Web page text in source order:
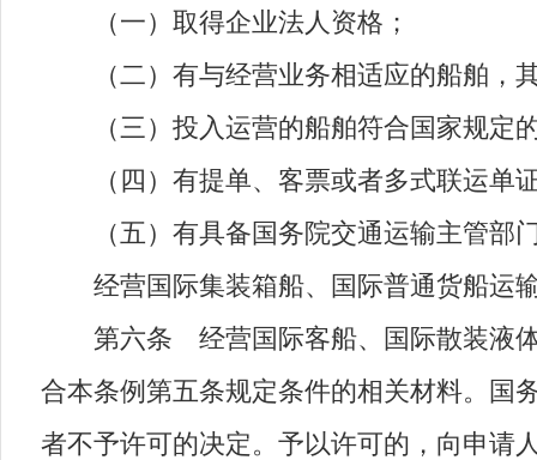
（一）取得企业法人资格；
（二）有与经营业务相适应的船舶，
（三）投入运营的船舶符合国家规定
（四）有提单、客票或者多式联运单
（五）有具备国务院交通运输主管部
经营国际集装箱船、国际普通货船运输
第六条 经营国际客船、国际散装液体
合本条例第五条规定条件的相关材料。国
者不予许可的决定。予以许可的，向申请